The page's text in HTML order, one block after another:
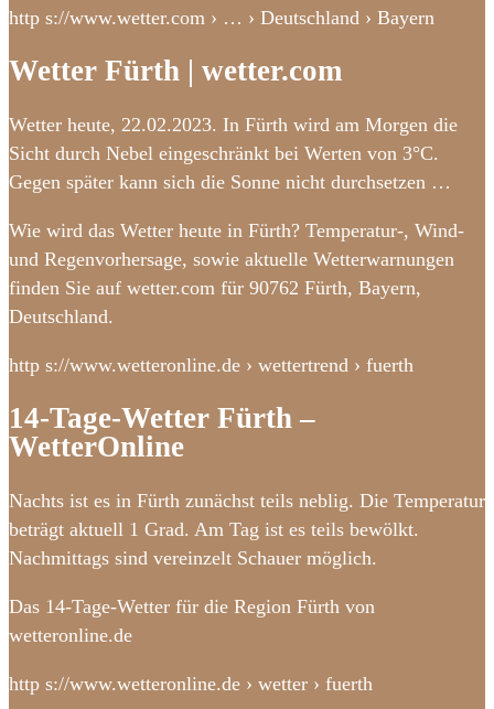
http s://www.wetter.com › … › Deutschland › Bayern
Wetter Fürth | wetter.com
Wetter heute, 22.02.2023. In Fürth wird am Morgen die
Sicht durch Nebel eingeschränkt bei Werten von 3°C.
Gegen später kann sich die Sonne nicht durchsetzen …
Wie wird das Wetter heute in Fürth? Temperatur-, Wind-
und Regenvorhersage, sowie aktuelle Wetterwarnungen
finden Sie auf wetter.com für 90762 Fürth, Bayern,
Deutschland.
http s://www.wetteronline.de › wettertrend › fuerth
14-Tage-Wetter Fürth –
WetterOnline
Nachts ist es in Fürth zunächst teils neblig. Die Temperatur
beträgt aktuell 1 Grad. Am Tag ist es teils bewölkt.
Nachmittags sind vereinzelt Schauer möglich.
Das 14-Tage-Wetter für die Region Fürth von
wetteronline.de
http s://www.wetteronline.de › wetter › fuerth